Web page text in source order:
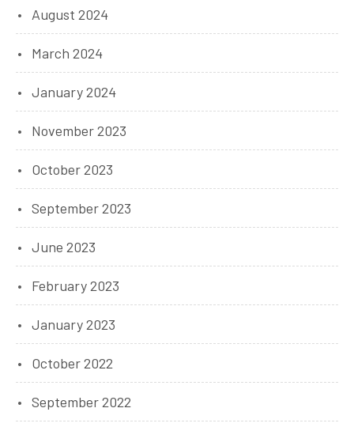
August 2024
March 2024
January 2024
November 2023
October 2023
September 2023
June 2023
February 2023
January 2023
October 2022
September 2022